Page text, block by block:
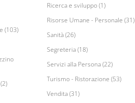
(103)
Ricerca e sviluppo (1)
Risorse Umane - Personale (31)
Sanità (26)
Segreteria (18)
Servizi alla Persona (22)
Turismo - Ristorazione (53)
Vendita (31)